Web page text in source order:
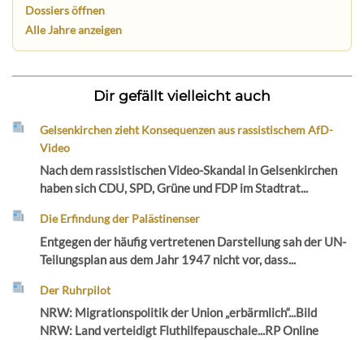
Dossiers öffnen
Alle Jahre anzeigen
Dir gefällt vielleicht auch
Gelsenkirchen zieht Konsequenzen aus rassistischem AfD-
Video
Nach dem rassistischen Video-Skandal in Gelsenkirchen
haben sich CDU, SPD, Grüne und FDP im Stadtrat...
Die Erfindung der Palästinenser
Entgegen der häufig vertretenen Darstellung sah der UN-
Teilungsplan aus dem Jahr 1947 nicht vor, dass...
Der Ruhrpilot
NRW: Migrationspolitik der Union „erbärmlich“...Bild
NRW: Land verteidigt Fluthilfepauschale...RP Online